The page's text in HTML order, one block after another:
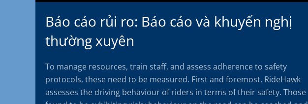
Báo cáo rủi ro: Báo cáo và khuyến nghị
thường xuyên
To manage resources, train staff, and assess adherence to safety
protocols, these need to be measured. First and foremost, RideHawk
assesses the driving behaviour of riders in terms of their safety. Those